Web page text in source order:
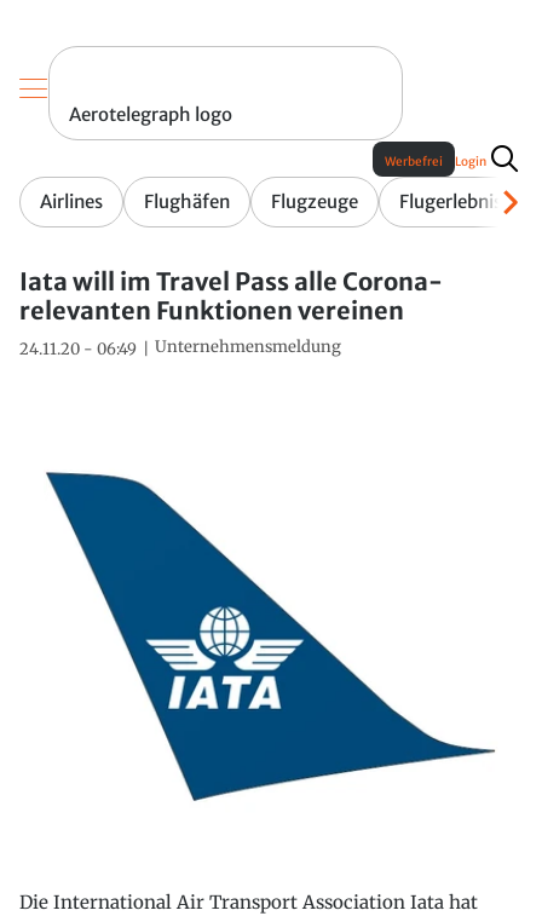
Aerotelegraph logo
Airlines Flughäfen Flugzeuge Flugerlebnis
Werbefrei Login
Iata will im Travel Pass alle Corona-
relevanten Funktionen vereinen
24.11.20 - 06:49 Unternehmensmeldung
Die International Air Transport Association Iata hat